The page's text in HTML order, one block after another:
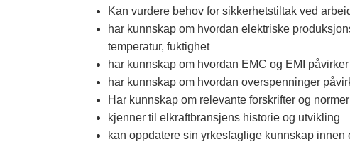
Kan vurdere behov for sikkerhetstiltak ved
har kunnskap om hvordan elektriske
temperatur, fuktighet
har kunnskap om hvordan EMC og EMI
har kunnskap om hvordan overspenninger
Har kunnskap om relevante forskrifter og
kjenner til elkraftbransjens historie og utvikling
kan oppdatere sin yrkesfaglige kunnskap